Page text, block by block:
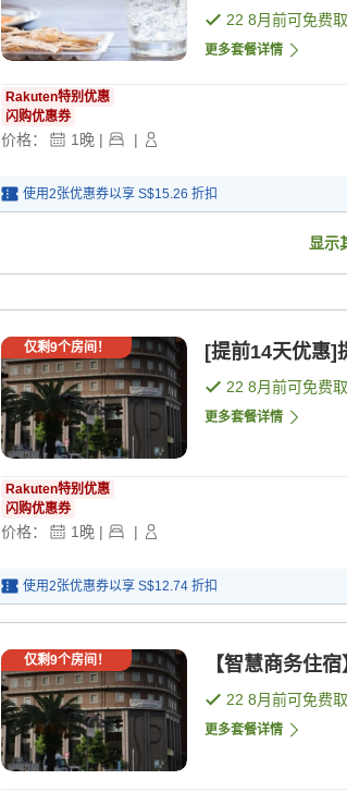
22 8月前可免费
更多套餐详情
Rakuten特别优惠
闪购优惠券
价格： 1晚 | |
使用2张优惠券以享 S$15.26 折扣
显示
仅剩9个房间！ [提前14天优惠]
22 8月前可免费
更多套餐详情
Rakuten特别优惠
闪购优惠券
价格： 1晚 | |
使用2张优惠券以享 S$12.74 折扣
仅剩9个房间！ 【智慧商务住
22 8月前可免费
更多套餐详情